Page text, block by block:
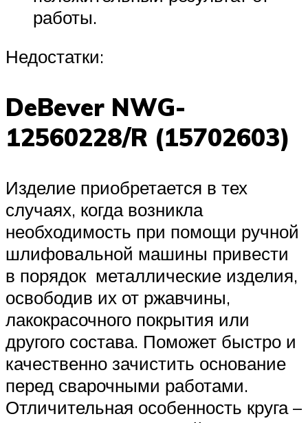
работы.
Недостатки:
DeBever NWG-
12560228/R (15702603)
Изделие приобретается в тех
случаях, когда возникла
необходимость при помощи ручной
шлифовальной машины привести
в порядок металлические изделия,
освободив их от ржавчины,
лакокрасочного покрытия или
другого состава. Поможет быстро и
качественно зачистить основание
перед сварочными работами.
Отличительная особенность круга –